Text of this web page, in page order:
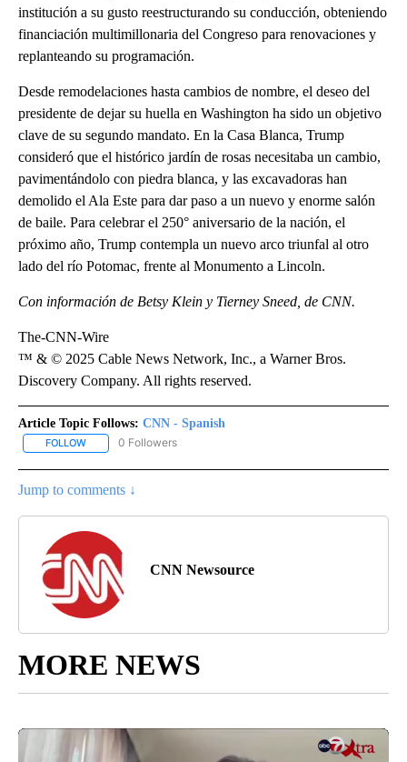
institución a su gusto reestructurando su conducción, obteniendo
financiación multimillonaria del Congreso para renovaciones y
replanteando su programación.
Desde remodelaciones hasta cambios de nombre, el deseo del
presidente de dejar su huella en Washington ha sido un objetivo
clave de su segundo mandato. En la Casa Blanca, Trump
consideró que el histórico jardín de rosas necesitaba un cambio,
pavimentándolo con piedra blanca, y las excavadoras han
demolido el Ala Este para dar paso a un nuevo y enorme salón
de baile. Para celebrar el 250° aniversario de la nación, el
próximo año, Trump contempla un nuevo arco triunfal al otro
lado del río Potomac, frente al Monumento a Lincoln.
Con información de Betsy Klein y Tierney Sneed, de CNN.
The-CNN-Wire
™ & © 2025 Cable News Network, Inc., a Warner Bros.
Discovery Company. All rights reserved.
Article Topic Follows: CNN - Spanish
FOLLOW FOLLOW "CNN - SPANISH" TO RECEIVE NOTIFICATIONS ABOUT
0 Followers
Jump to comments ↓
CNN Newsource
MORE NEWS